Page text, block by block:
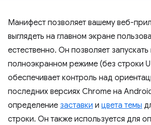
Манифест позволяет вашему веб-
выглядеть на главном экране
естественно. Он позволяет
полноэкранном режиме (без строки
обеспечивает контроль над
последних версиях Chrome на
определение заставки и цвета темы
строки. Он также используется для